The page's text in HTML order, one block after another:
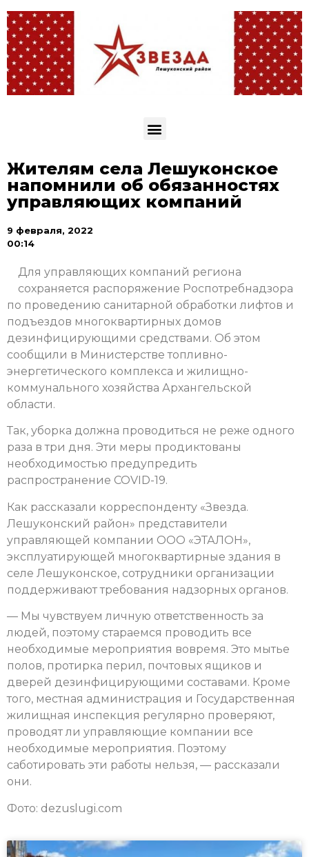
Жителям села Лешуконское
напомнили об обязанностях
управляющих компаний
9 февраля, 2022
00:14
Для управляющих компаний региона
сохраняется распоряжение Роспотребнадзора
по проведению санитарной обработки лифтов и
подъездов многоквартирных домов
дезинфицирующими средствами. Об этом
сообщили в Министерстве топливно-
энергетического комплекса и жилищно-
коммунального хозяйства Архангельской
области.
Так, уборка должна проводиться не реже одного
раза в три дня. Эти меры продиктованы
необходимостью предупредить
распространение COVID-19.
Как рассказали корреспонденту «Звезда.
Лешуконский район» представители
управляющей компании ООО «ЭТАЛОН»,
эксплуатирующей многоквартирные здания в
селе Лешуконское, сотрудники организации
поддерживают требования надзорных органов.
— Мы чувствуем личную ответственность за
людей, поэтому стараемся проводить все
необходимые мероприятия вовремя. Это мытье
полов, протирка перил, почтовых ящиков и
дверей дезинфицирующими составами. Кроме
того, местная администрация и Государственная
жилищная инспекция регулярно проверяют,
проводят ли управляющие компании все
необходимые мероприятия. Поэтому
саботировать эти работы нельзя, — рассказали
они.
Фото: dezuslugi.com